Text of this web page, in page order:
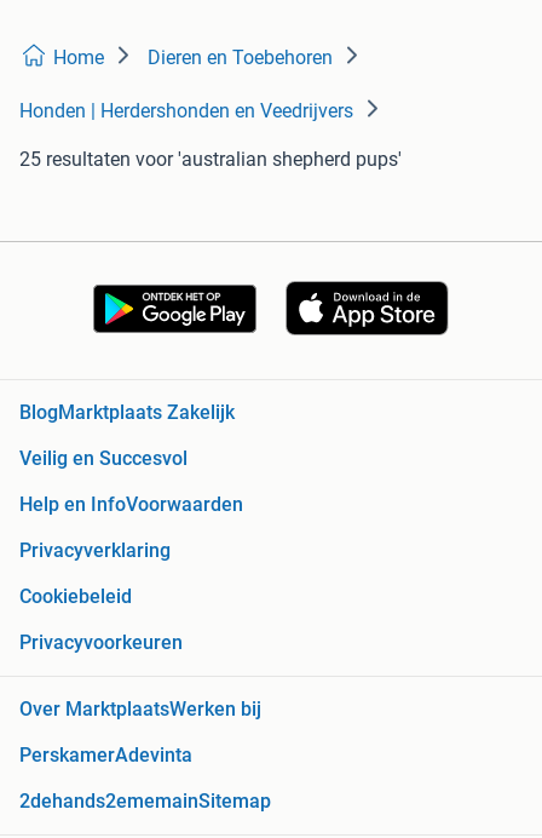
Home Dieren en Toebehoren
Honden | Herdershonden en Veedrijvers
25 resultaten voor 'australian shepherd pups'
BlogMarktplaats Zakelijk
Veilig en Succesvol
Help en InfoVoorwaarden
Privacyverklaring
Cookiebeleid
Privacyvoorkeuren
Over MarktplaatsWerken bij
PerskamerAdevinta
2dehands2ememainSitemap